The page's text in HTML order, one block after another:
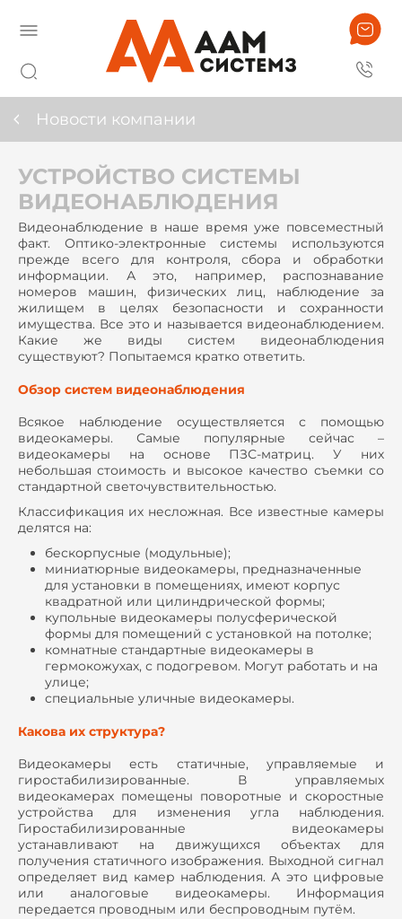
Новости компании
УСТРОЙСТВО СИСТЕМЫ
ВИДЕОНАБЛЮДЕНИЯ
Видеонаблюдение в наше время уже повсеместный
факт. Оптико-электронные системы используются
прежде всего для контроля, сбора и обработки
информации. А это, например, распознавание
номеров машин, физических лиц, наблюдение за
жилищем в целях безопасности и сохранности
имущества. Все это и называется видеонаблюдением.
Какие же виды систем видеонаблюдения
существуют? Попытаемся кратко ответить.
Обзор систем видеонаблюдения
Всякое наблюдение осуществляется с помощью
видеокамеры. Самые популярные сейчас –
видеокамеры на основе ПЗС-матриц. У них
небольшая стоимость и высокое качество съемки со
стандартной светочувствительностью.
Классификация их несложная. Все известные камеры
делятся на:
бескорпусные (модульные);
миниатюрные видеокамеры, предназначенные
для установки в помещениях, имеют корпус
квадратной или цилиндрической формы;
купольные видеокамеры полусферической
формы для помещений с установкой на потолке;
комнатные стандартные видеокамеры в
гермокожухах, с подогревом. Могут работать и на
улице;
специальные уличные видеокамеры.
Какова их структура?
Видеокамеры есть статичные, управляемые и
гиростабилизированные. В управляемых
видеокамерах помещены поворотные и скоростные
устройства для изменения угла наблюдения.
Гиростабилизированные видеокамеры
устанавливают на движущихся объектах для
получения статичного изображения. Выходной сигнал
определяет вид камер наблюдения. А это цифровые
или аналоговые видеокамеры. Информация
передается проводным или беспроводным путём.